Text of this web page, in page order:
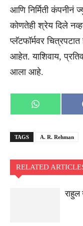
आणि निर्मिती कंपनीनं
कोणतेही श्रेय दिले
प्लॅटफॉर्मवर
आहेत. याशिवाय,
आला आहे.
Share
on
WhatsApp
TAGS A. R. Rehman
RELATED
राहुल